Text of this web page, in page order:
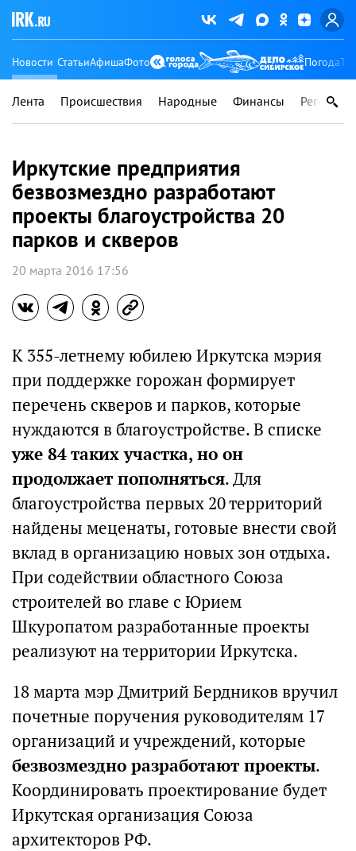
Новости СтатьиАфишаФото Погода
Лента Происшествия Народные Финансы Регионы
Иркутские предприятия
безвозмездно разработают
проекты благоустройства 20
парков и скверов
20 марта 2016 17:56
К 355-летнему юбилею Иркутска мэрия
при поддержке горожан формирует
перечень скверов и парков, которые
нуждаются в благоустройстве. В списке
уже 84 таких участка, но он
продолжает пополняться. Для
благоустройства первых 20 территорий
найдены меценаты, готовые внести свой
вклад в организацию новых зон отдыха.
При содействии областного Союза
строителей во главе с Юрием
Шкуропатом разработанные проекты
реализуют на территории Иркутска.
18 марта мэр Дмитрий Бердников вручил
почетные поручения руководителям 17
организаций и учреждений, которые
безвозмездно разработают проекты.
Координировать проектирование будет
Иркутская организация Союза
архитекторов РФ.